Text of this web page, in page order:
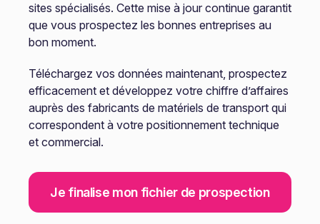
sites spécialisés. Cette mise à jour continue garantit
que vous prospectez les bonnes entreprises au
bon moment.
Téléchargez vos données maintenant, prospectez
efficacement et développez votre chiffre d’affaires
auprès des fabricants de matériels de transport qui
correspondent à votre positionnement technique
et commercial.
Je finalise mon fichier de prospection